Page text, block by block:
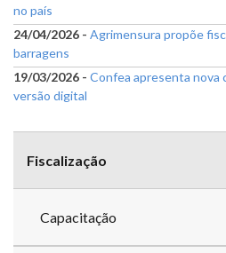
no país
24/04/2026 - Agrimensura propõe
barragens
19/03/2026 - Confea apresenta nova
versão digital
comFiscalização
Capacitação